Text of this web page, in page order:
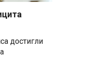
достигли